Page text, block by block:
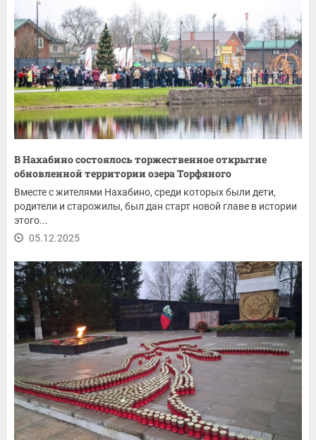
В Нахабино состоялось торжественное открытие
обновленной территории озера Торфяного
Вместе с жителями Нахабино, среди которых были дети,
родители и старожилы, был дан старт новой главе в истории
этого...
05.12.2025